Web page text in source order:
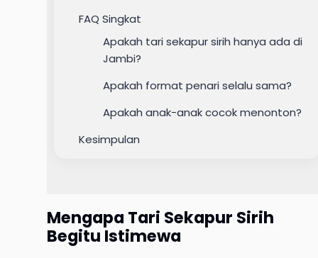
FAQ Singkat
Apakah tari sekapur sirih hanya ada di
Jambi?
Apakah format penari selalu sama?
Apakah anak-anak cocok menonton?
Kesimpulan
Mengapa Tari Sekapur Sirih
Begitu Istimewa